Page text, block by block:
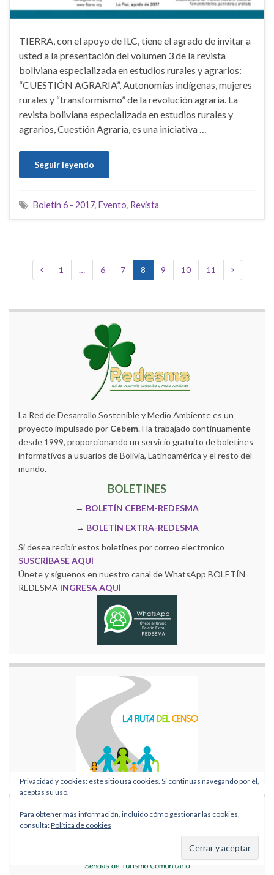
TIERRA, con el apoyo de ILC, tiene el agrado de invitar a
usted a la presentación del volumen 3 de la revista
boliviana especializada en estudios rurales y agrarios:
“CUESTIÓN AGRARIA”, Autonomías indígenas, mujeres
rurales y “transformismo” de la revolución agraria. La
revista boliviana especializada en estudios rurales y
agrarios, Cuestión Agraria, es una iniciativa …
Seguir leyendo
Boletín 6 - 2017, Evento, Revista
1 … 6 7 8 9 10 11
La Red de Desarrollo Sostenible y Medio Ambiente es un
proyecto impulsado por Cebem. Ha trabajado continuamente
desde 1999, proporcionando un servicio gratuito de boletines
informativos a usuarios de Bolivia, Latinoamérica y el resto del
mundo.
BOLETINES
→ BOLETÍN CEBEM-REDESMA
→ BOLETÍN EXTRA-REDESMA
Si desea recibir estos boletines por correo electronico
SUSCRÍBASE AQUÍ
Únete y siguenos en nuestro canal de WhatsApp BOLETÍN
REDESMA INGRESA AQUÍ
Privacidad y cookies: este sitio usa cookies. Si continúas navegando por él,
aceptas su uso.
Para obtener más información, incluido cómo gestionar las cookies,
consulta:Política de cookies